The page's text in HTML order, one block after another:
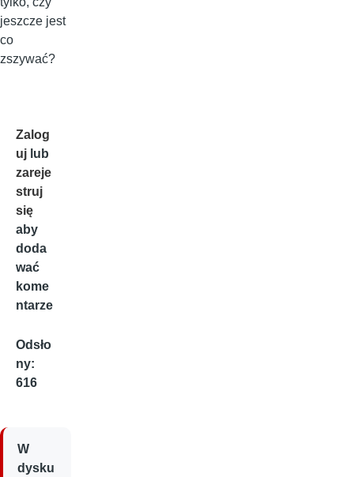
jeszcze jest
co
zszywać?
Zalog
uj lub
zareje
struj
się
aby
doda
wać
kome
ntarze
Odsło
ny:
616
W
dysku